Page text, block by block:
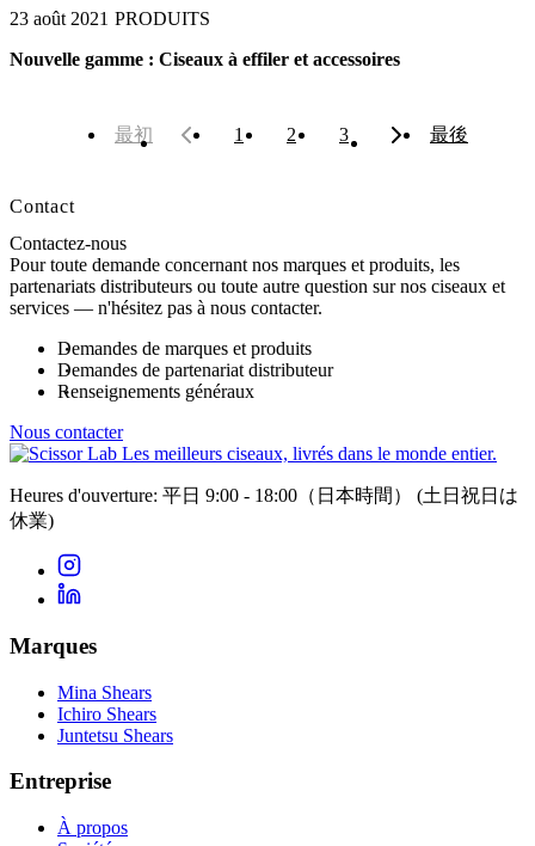
23 août 2021 PRODUITS
Nouvelle gamme : Ciseaux à effiler et accessoires
最初 1 2 3 最後
Contact
Contactez-nous
Pour toute demande concernant nos marques et produits, les
partenariats distributeurs ou toute autre question sur nos ciseaux et
services — n'hésitez pas à nous contacter.
Demandes de marques et produits
Demandes de partenariat distributeur
Renseignements généraux
Nous contacter
Les meilleurs ciseaux, livrés dans le monde entier.
Heures d'ouverture: 平日 9:00 - 18:00（日本時間） (土日祝日は
休業)
Marques
Mina Shears
Ichiro Shears
Juntetsu Shears
Entreprise
À propos